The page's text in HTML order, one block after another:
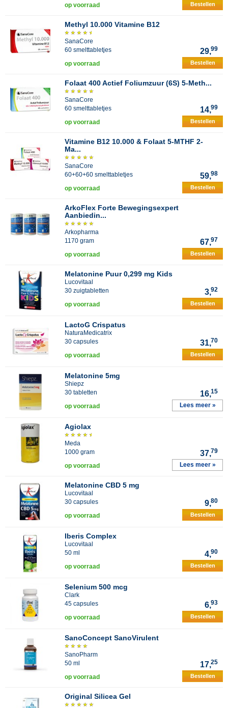
op voorraad Bestellen
Methyl 10.000 Vitamine B12
SanaCore
60 smelttabletjes
29,99
op voorraad Bestellen
Folaat 400 Actief Foliumzuur (6S) 5-Meth...
SanaCore
60 smelttabletjes
14,99
op voorraad Bestellen
Vitamine B12 10.000 & Folaat 5-MTHF 2-
Ma...
SanaCore
60+60+60 smelttabletjes
59,98
op voorraad Bestellen
ArkoFlex Forte Bewegingsexpert
Aanbiedin...
Arkopharma
1170 gram
67,97
op voorraad Bestellen
Melatonine Puur 0,299 mg Kids
Lucovitaal
30 zuigtabletten
3,92
op voorraad Bestellen
LactoG Crispatus
NaturaMedicatrix
30 capsules
31,70
op voorraad Bestellen
Melatonine 5mg
Shiepz
30 tabletten
16,15
op voorraad Lees meer »
Agiolax
Meda
1000 gram
37,79
op voorraad Lees meer »
Melatonine CBD 5 mg
Lucovitaal
30 capsules
9,80
op voorraad Bestellen
Iberis Complex
Lucovitaal
50 ml
4,90
op voorraad Bestellen
Selenium 500 mcg
Clark
45 capsules
6,93
op voorraad Bestellen
SanoConcept SanoVirulent
SanoPharm
50 ml
17,25
op voorraad Bestellen
Original Silicea Gel